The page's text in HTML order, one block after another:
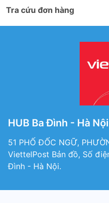
Tra cứu đơn hàng
HUB Ba Đình - Hà
51 PHỐ ĐỐC NGỮ,
ViettelPost Bản đồ, Số
Đình - Hà Nội.